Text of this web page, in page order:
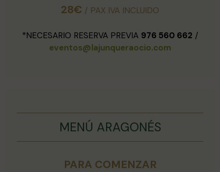
28€ / PAX IVA INCLUIDO
*NECESARIO RESERVA PREVIA 976 560 662 /
eventos@lajunqueraocio.com
MENÚ ARAGONÉS
PARA COMENZAR